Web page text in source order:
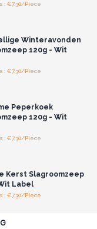
: €7.30/Piece
Winteravonden
120g - Wit
: €7.30/Piece
Peperkoek
120g - Wit
: €7.30/Piece
Kerst Slagroomzeep
Label
: €7.30/Piece